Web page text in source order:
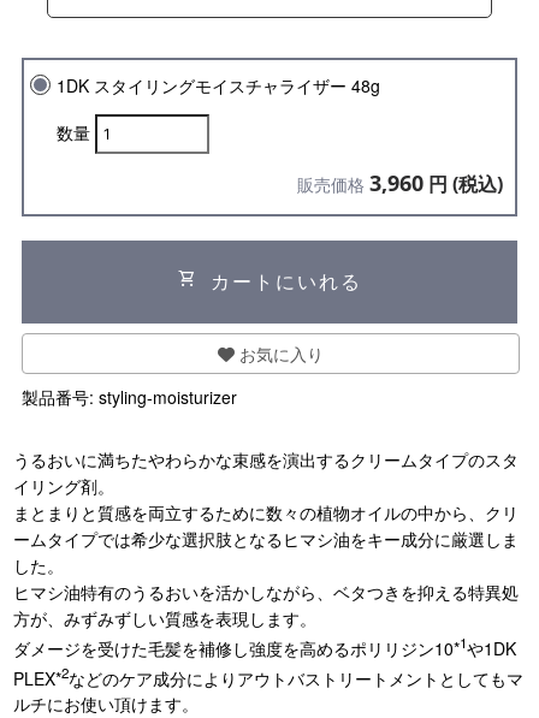
1DK スタイリングモイスチャライザー 48g
数量
販売価格 3,960 円 (税込)
shopping_cart カートにいれる
お気に入り
製品番号: styling-moisturizer
うるおいに満ちたやわらかな束感を演出するクリームタイプのスタ
イリング剤。
まとまりと質感を両立するために数々の植物オイルの中から、クリ
ームタイプでは希少な選択肢となるヒマシ油をキー成分に厳選しま
した。
ヒマシ油特有のうるおいを活かしながら、ベタつきを抑える特異処
方が、みずみずしい質感を表現します。
ダメージを受けた毛髪を補修し強度を高めるポリリジン10*1や1DK
PLEX*2などのケア成分によりアウトバストリートメントとしてもマ
ルチにお使い頂けます。